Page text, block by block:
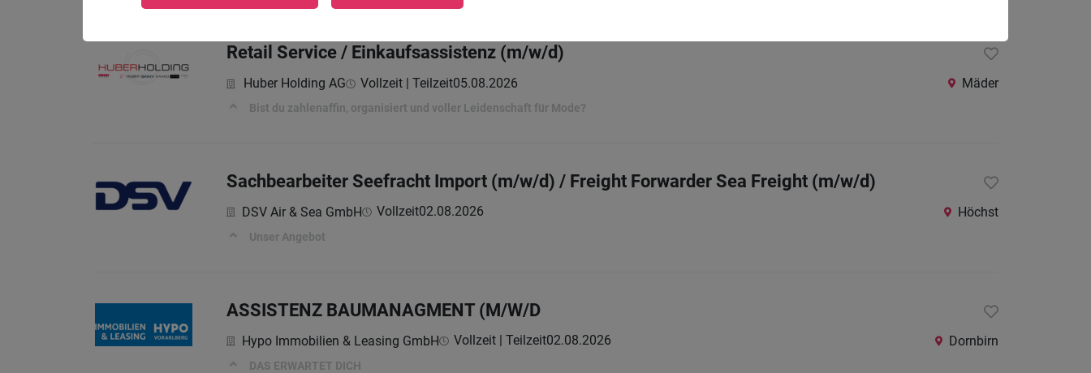
Retail Service / Einkaufsassistenz (m/w/d)
Huber Holding AG Vollzeit | Teilzeit05.08.2026 Mäder
Bist du zahlenaffin, organisiert und voller Leidenschaft für Mode?
Sachbearbeiter Seefracht Import (m/w/d) / Freight Forwarder Sea Freight (m/w/d)
DSV Air & Sea GmbH Vollzeit02.08.2026 Höchst
Unser Angebot
ASSISTENZ BAUMANAGMENT (M/W/D
Hypo Immobilien & Leasing GmbH Vollzeit | Teilzeit02.08.2026 Dornbirn
DAS ERWARTET DICH